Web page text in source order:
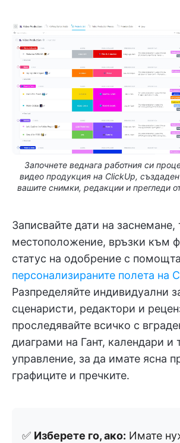
Започнете веднага работния си
видео продукция на ClickUp,
вашите снимки, редакции и прегледи
Записвайте дати на заснемане,
местоположение, връзки към
статус на одобрение с
персонализираните полета на
Разпределяйте индивидуални
сценаристи, редактори и
проследявайте всичко с
диаграми на Гант, календари и
управление, за да имате ясна
графиците и пречките.
✅ Изберете го, ако: Имате